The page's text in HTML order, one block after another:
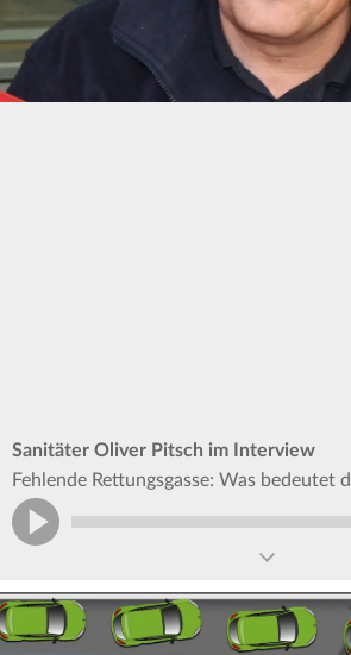
Sanitäter Oliver Pitsch im Interview
Fehlende Rettungsgasse: Was bedeutet